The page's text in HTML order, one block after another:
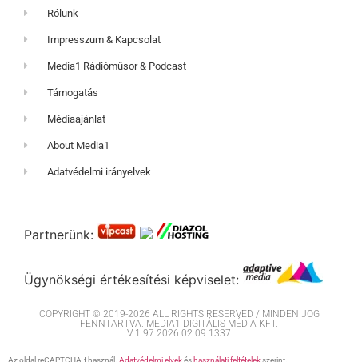
Rólunk
Impresszum & Kapcsolat
Media1 Rádióműsor & Podcast
Támogatás
Médiaajánlat
About Media1
Adatvédelmi irányelvek
Partnerünk:
Ügynökségi értékesítési képviselet:
COPYRIGHT © 2019-2026 ALL RIGHTS RESERVED / MINDEN JOG
FENNTARTVA. MEDIA1 DIGITÁLIS MÉDIA KFT.
V 1.97.2026.02.09.1337